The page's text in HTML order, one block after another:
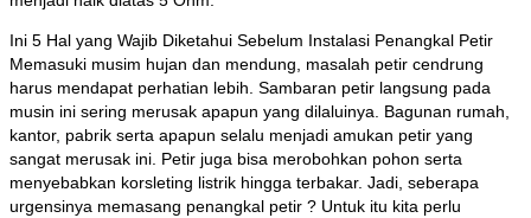
Ini 5 Hal yang Wajib Diketahui Sebelum Instalasi Penangkal Petir
Memasuki musim hujan dan mendung, masalah petir cendrung
harus mendapat perhatian lebih. Sambaran petir langsung pada
musin ini sering merusak apapun yang dilaluinya. Bagunan rumah,
kantor, pabrik serta apapun selalu menjadi amukan petir yang
sangat merusak ini. Petir juga bisa merobohkan pohon serta
menyebabkan korsleting listrik hingga terbakar. Jadi, seberapa
urgensinya memasang penangkal petir ? Untuk itu kita perlu